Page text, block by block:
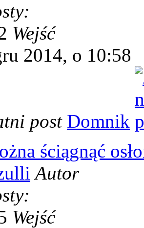
Wejść
2014, o 10:58
post Domnik
ściągnąć
Autor
Wejść